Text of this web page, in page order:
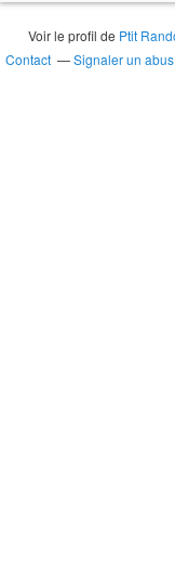
Voir le profil de Ptit
Contact
Signaler un abus